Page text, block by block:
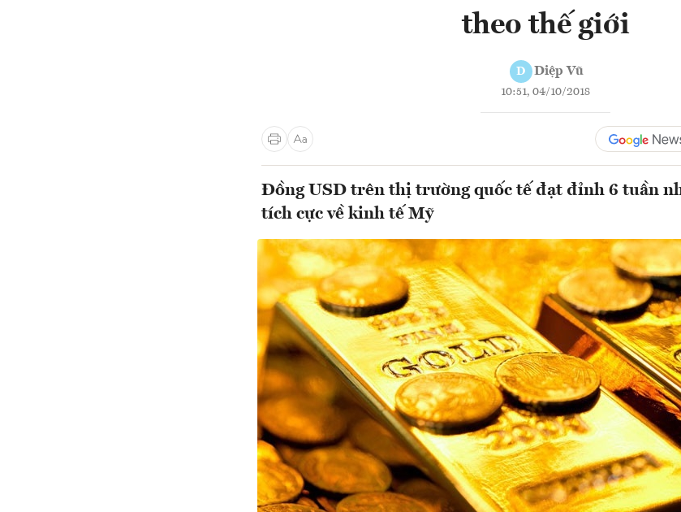
theo thế giới
D Diệp Vũ
10:51, 04/10/2018
Đồng USD trên thị trường quốc tế đạt đỉnh 6 tuần
tích cực về kinh tế Mỹ